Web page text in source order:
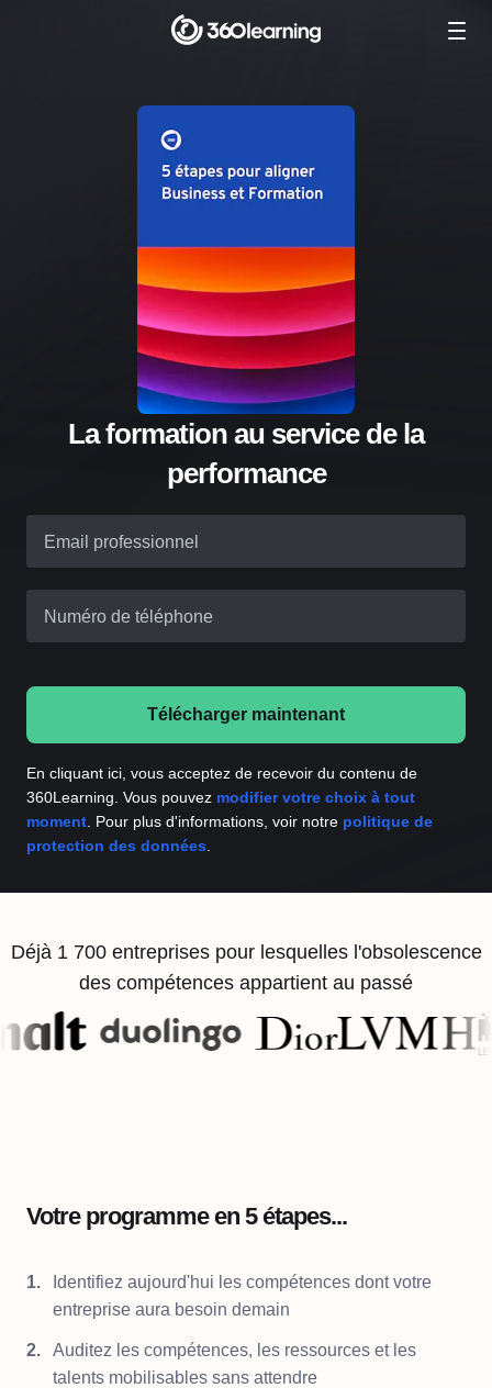
La formation au service de la
performance
Email professionnel
Numéro de téléphone
Télécharger maintenant
En cliquant ici, vous acceptez de recevoir du contenu de
360Learning. Vous pouvez modifier votre choix à tout
moment . Pour plus d'informations, voir notre politique de
protection des données
Déjà 1 700 entreprises pour lesquelles l'obsolescence
des compétences appartient au passé
Votre programme en 5 étapes...
Identifiez aujourd'hui les compétences dont votre
entreprise aura besoin demain
Auditez les compétences, les ressources et les
talents mobilisables sans attendre